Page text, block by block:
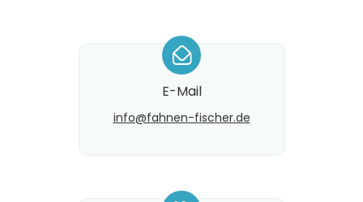
*
E-Mail
info@​fahnen-fischer.de